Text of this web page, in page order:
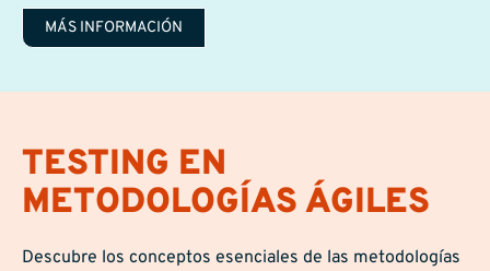
MÁS INFORMACIÓN
TESTING EN
METODOLOGÍAS ÁGILES
Descubre los conceptos esenciales de las metodologías